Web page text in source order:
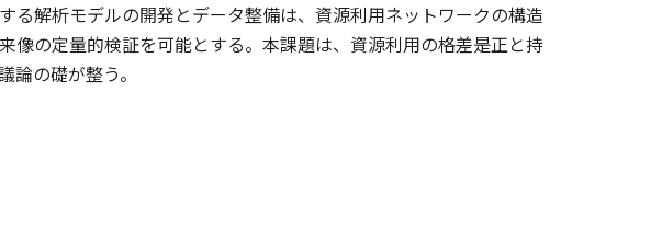
解析モデルの開発とデータ整備は、資源利用ネットワークの構造
像の定量的検証を可能とする。本課題は、資源利用の格差是正と持
の礎が整う。